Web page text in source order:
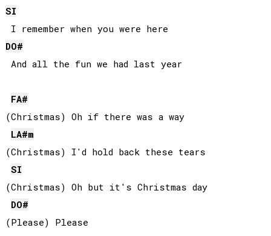
SI
DO#
And all the fun we had last year
FA#
(Christmas) Oh if there was a way
LA#m
(Christmas) I'd hold back these tears
SI
(Christmas) Oh but it's Christmas day
DO#
(Please) Please